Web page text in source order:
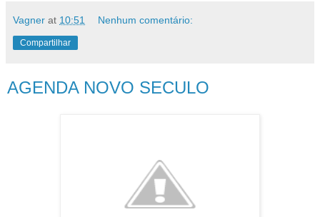
Vagner at 10:51 Nenhum comentário:
Compartilhar
AGENDA NOVO SECULO